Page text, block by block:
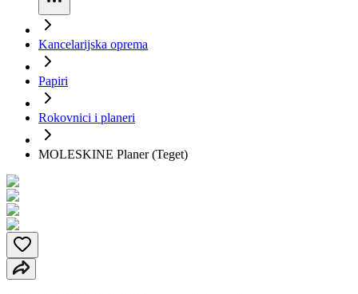
Kancelarijska oprema
Papiri
Rokovnici i planeri
MOLESKINE Planer (Teget)